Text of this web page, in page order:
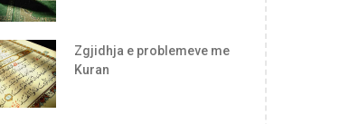
Zgjidhja e problemeve me
Kuran